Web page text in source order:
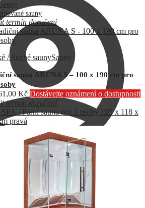
sauny
termín doručení
/ Suché saunySauny
sauna ARUNA S – 100 x 190 cm pro
Kč Dostávejte oznámení o dostupnosti
termín doručení